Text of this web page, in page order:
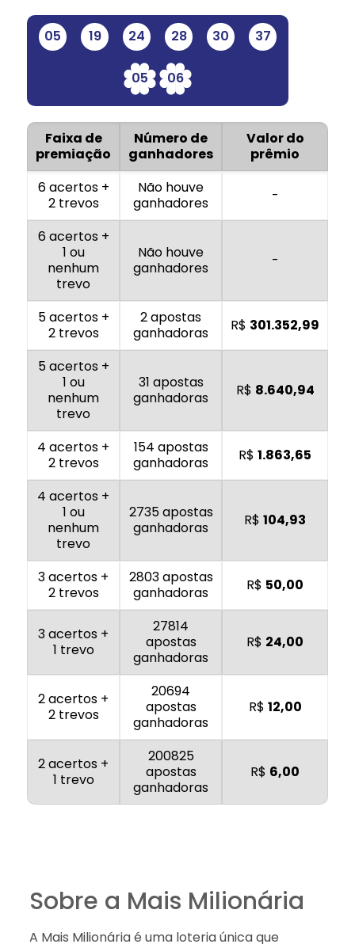
05 19 24 28 30 37
05 06
Faixa de
premiação
Número de
ganhadores
Valor do
prêmio
6 acertos +
2 trevos
Não houve
ganhadores
-
6 acertos +
1 ou
nenhum
trevo
Não houve
ganhadores
-
5 acertos +
2 trevos
2 apostas
ganhadoras
R$ 301.352,99
5 acertos +
1 ou
nenhum
trevo
31 apostas
ganhadoras
R$ 8.640,94
4 acertos +
2 trevos
154 apostas
ganhadoras
R$ 1.863,65
4 acertos +
1 ou
nenhum
trevo
2735 apostas
ganhadoras
R$ 104,93
3 acertos +
2 trevos
2803 apostas
ganhadoras
R$ 50,00
3 acertos +
1 trevo
27814
apostas
ganhadoras
R$ 24,00
2 acertos +
2 trevos
20694
apostas
ganhadoras
R$ 12,00
2 acertos +
1 trevo
200825
apostas
ganhadoras
R$ 6,00
Sobre a Mais Milionária
A Mais Milionária é uma loteria única que